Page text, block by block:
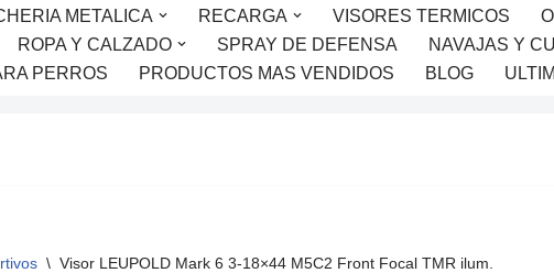
METALICA RECARGA VISORES TERMICOS
ROPA Y CALZADO SPRAY DE DEFENSA NAVAJAS Y
PERROS
PRODUCTOS MAS VENDIDOS BLOG
\ Visor LEUPOLD Mark 6 3-18×44 M5C2 Front Focal TMR ilum.